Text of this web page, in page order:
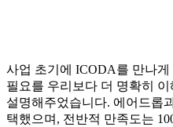
사업 초기에 ICODA를 만나
필요를 우리보다 더 명확히
설명해주었습니다. 에어드롭
택했으며, 전반적 만족도는